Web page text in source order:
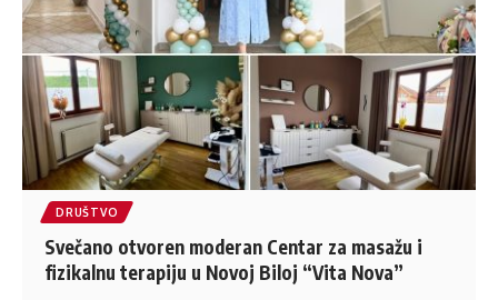
DRUŠTVO
Svečano otvoren moderan Centar za masažu i
fizikalnu terapiju u Novoj Biloj “Vita Nova”